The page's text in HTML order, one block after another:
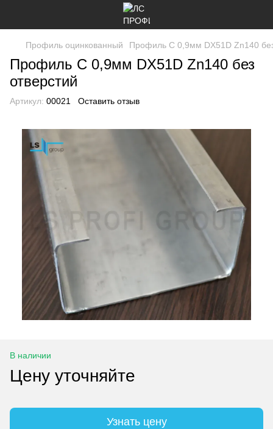
Профиль оцинкованный Профиль C 0,9мм DX51D Zn140
Профиль C 0,9мм DX51D Zn140 без
отверстий
Артикул: 00021 Оставить отзыв
В наличии
Цену уточняйте
Узнать цену